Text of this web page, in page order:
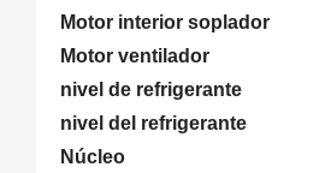
Motor interior soplador
Motor ventilador
nivel de refrigerante
nivel del refrigerante
Núcleo